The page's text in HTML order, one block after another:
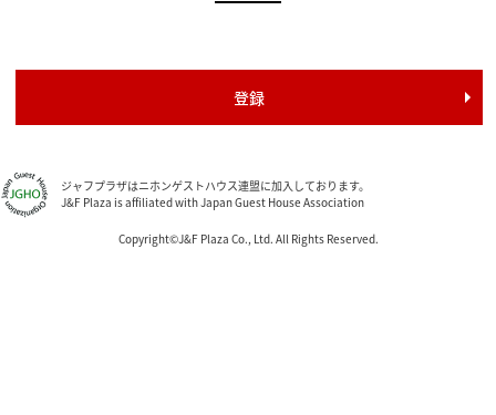
ジャフプラザはニホンゲストハウス連盟に加入しております。
J&F Plaza is affiliated with Japan Guest House Association
Copyright©J&F Plaza Co., Ltd. All Rights Reserved.